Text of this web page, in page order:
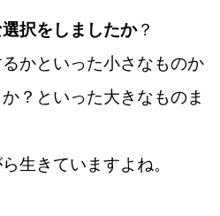
択をしましたか？
かといった小さなものか
？といった大きなものま
生きていますよね。